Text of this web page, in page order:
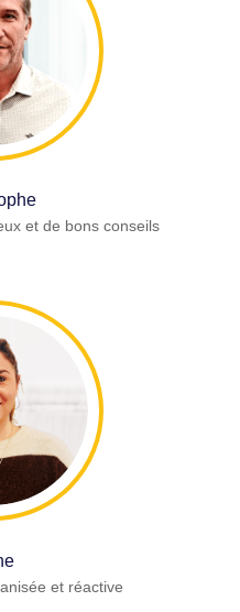
et de bons conseils
et réactive